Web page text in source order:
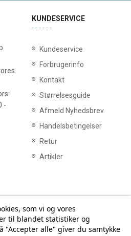
-
KUNDESERVICE
Kundeservice
Forbrugerinfo
Kontakt
Størrelsesguide
Afmeld Nyhedsbrev
Handelsbetingelser
Retur
Artikler
som vi og vores
til blandet statistiker og
"Accepter alle" giver du samtykke